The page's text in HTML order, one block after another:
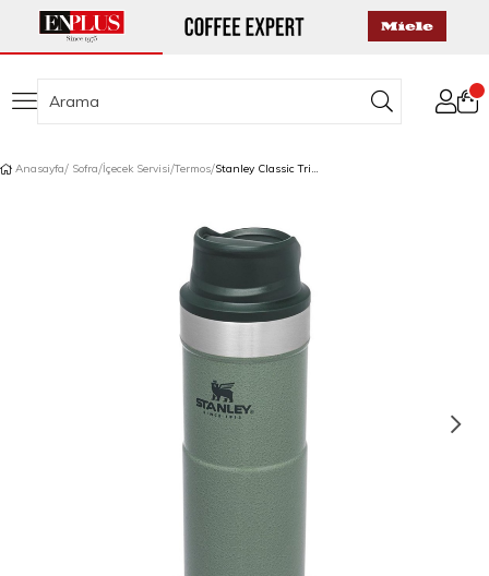
Anasayfa Sofra İçecek Servisi Termos Stanley Classic Trigger Action Termos 0,35 L Yeşil